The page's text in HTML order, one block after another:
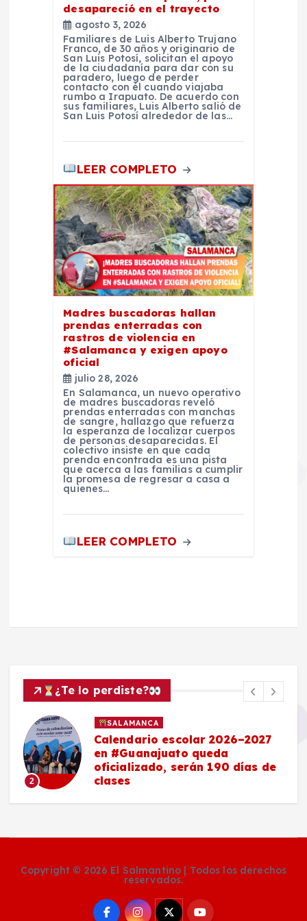
desapareció en el trayecto
agosto 3, 2026
Familiares de Luis Alberto Trujano
Franco, de 30 años y originario de
San Luis Potosí, solicitan el apoyo
de la ciudadanía para dar con su
paradero, luego de perder
contacto con él cuando viajaba
rumbo a Irapuato. De acuerdo con
sus familiares, Luis Alberto salió de
San Luis Potosí alrededor de las…
LEER COMPLETO
Madres buscadoras hallan
prendas enterradas con
rastros de violencia en
#Salamanca y exigen apoyo
oficial
julio 28, 2026
En Salamanca, un nuevo operativo
de madres buscadoras reveló
prendas enterradas con manchas
de sangre, hallazgo que refuerza
la esperanza de localizar cuerpos
de personas desaparecidas. El
colectivo insiste en que cada
prenda encontrada es una pista
que acerca a las familias a cumplir
la promesa de regresar a casa a
quienes…
LEER COMPLETO
¿Te lo perdiste?
2
SALAMANCA
Calendario escolar 2026–2027
en #Guanajuato queda
oficializado, serán 190 días de
clases
Copyright © 2026 El Salmantino | Todos los derechos
reservados.